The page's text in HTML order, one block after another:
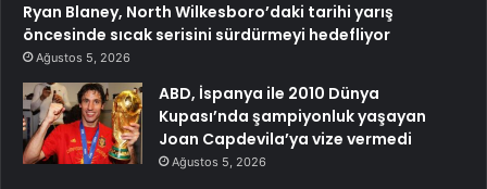
Ryan Blaney, North Wilkesboro’daki tarihi yarış
öncesinde sıcak serisini sürdürmeyi hedefliyor
Ağustos 5, 2026
ABD, İspanya ile 2010 Dünya
Kupası’nda şampiyonluk yaşayan
Joan Capdevila’ya vize vermedi
Ağustos 5, 2026